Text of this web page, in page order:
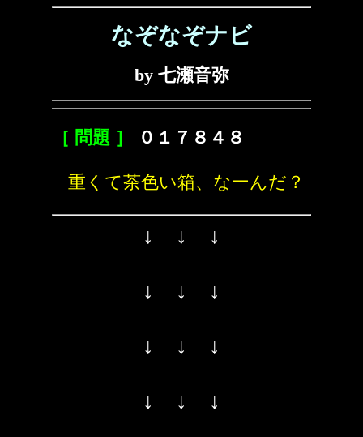
なぞなぞナビ
by 七瀬音弥
［ 問題 ］ ０１７８４８
重くて茶色い箱、なーんだ？
↓ ↓ ↓
↓ ↓ ↓
↓ ↓ ↓
↓ ↓ ↓